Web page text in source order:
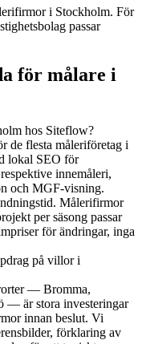
i Stockholm. För
passar
för målare i
hos Siteflow?
de flesta måleriföretag i
lokal SEO för
innemåleri,
och MGF-visning.
Målerifirmor
per säsong passar
för ändringar, inga
på villor i
— Bromma,
— är stora investeringar
innan beslut. Vi
förklaring av